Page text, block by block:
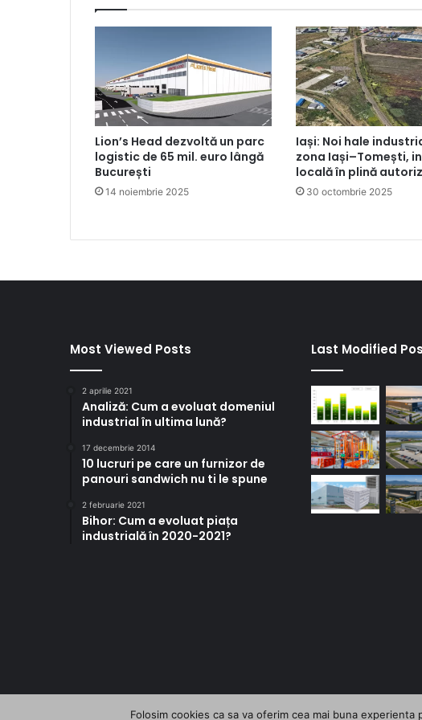
Lion’s Head dezvoltă un parc
logistic de 65 mil. euro lângă
București
14 noiembrie 2025
Iași: Noi hale
zona Iași–Tomești,
locală în plină
30 octombrie 2025
Most Viewed Posts
2 aprilie 2021
Analiză: Cum a evoluat domeniul
industrial în ultima lună?
17 decembrie 2014
10 lucruri pe care un furnizor de
panouri sandwich nu ti le spune
2 februarie 2021
Bihor: Cum a evoluat piața
industrială în 2020-2021?
Last Modified
Folosim cookies ca sa va oferim cea mai buna